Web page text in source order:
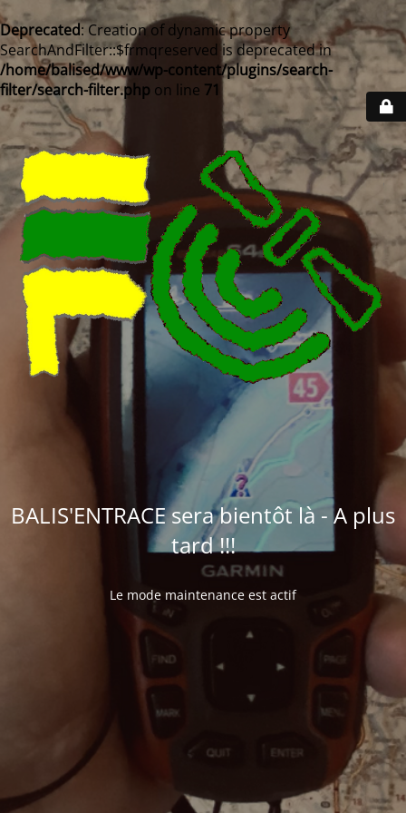
Deprecated: Creation of dynamic property
SearchAndFilter::$frmqreserved is deprecated in
/home/balised/www/wp-content/plugins/search-
filter/search-filter.php on line 71
BALIS'ENTRACE sera bientôt là - A plus
tard !!!
Le mode maintenance est actif